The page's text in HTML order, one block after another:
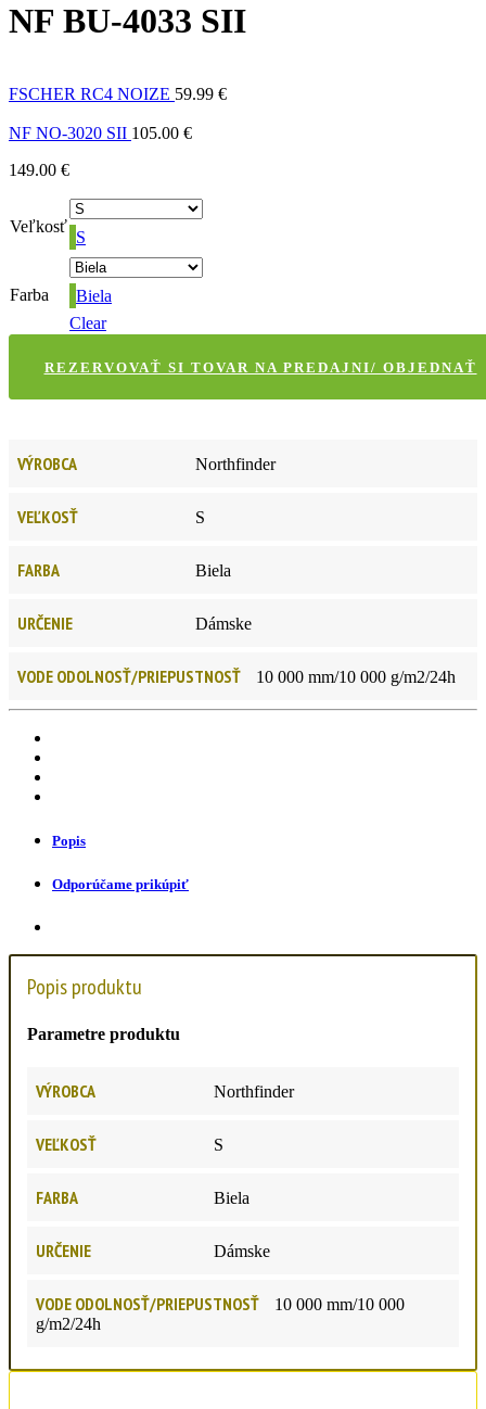
NF BU-4033 SII
FSCHER RC4 NOIZE 59.99 €
NF NO-3020 SII 105.00 €
149.00 €
Veľkosť
S
Farba
Biela
Clear
REZERVOVAŤ SI TOVAR NA PREDAJNI/ OBJEDNAŤ
VÝROBCA Northfinder
VEĽKOSŤ S
FARBA Biela
URČENIE Dámske
VODE ODOLNOSŤ/PRIEPUSTNOSŤ 10 000 mm/10 000 g/m2/24h
Popis
Odporúčame prikúpiť
Popis produktu
Parametre produktu
VÝROBCA Northfinder
VEĽKOSŤ S
FARBA Biela
URČENIE Dámske
VODE ODOLNOSŤ/PRIEPUSTNOSŤ
10 000 mm/10 000
g/m2/24h